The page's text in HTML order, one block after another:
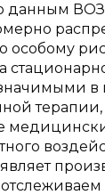
данным
особому
в